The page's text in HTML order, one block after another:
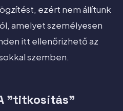
ezért nem állítunk
amelyet személyesen
itt ellenőrizhető az
szemben.
"titkosítás"